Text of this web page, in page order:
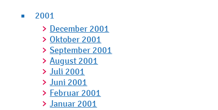
2001
December 2001
Oktober 2001
September 2001
August 2001
Juli 2001
Juni 2001
Februar 2001
Januar 2001